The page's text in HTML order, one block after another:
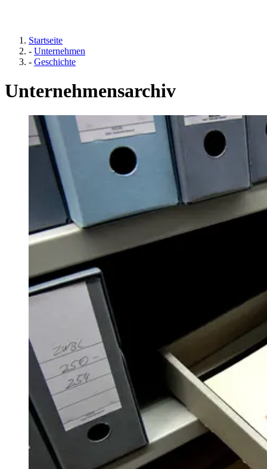
Startseite
- Unternehmen
- Geschichte
Unternehmensarchiv